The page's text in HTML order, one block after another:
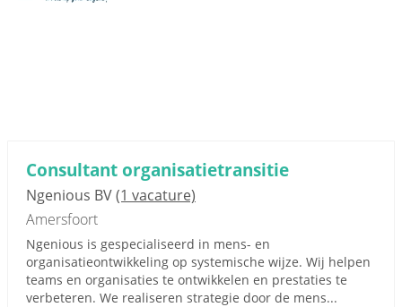
Consultant organisatietransitie
Ngenious BV(1 vacature)
Amersfoort
Ngenious is gespecialiseerd in mens- en
organisatieontwikkeling op systemische wijze. Wij helpen
teams en organisaties te ontwikkelen en prestaties te
verbeteren. We realiseren strategie door de mens...